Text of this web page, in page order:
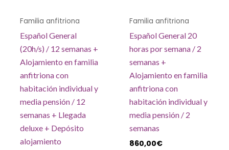
Familia anfitriona
Español General
(20h/s) / 12 semanas +
Alojamiento en familia
anfitriona con
habitación individual y
media pensión / 12
semanas + Llegada
deluxe + Depósito
alojamiento
Familia anfitriona
Español General 20
horas por semana / 2
semanas +
Alojamiento en familia
anfitriona con
habitación individual y
media pensión / 2
semanas
860,00€